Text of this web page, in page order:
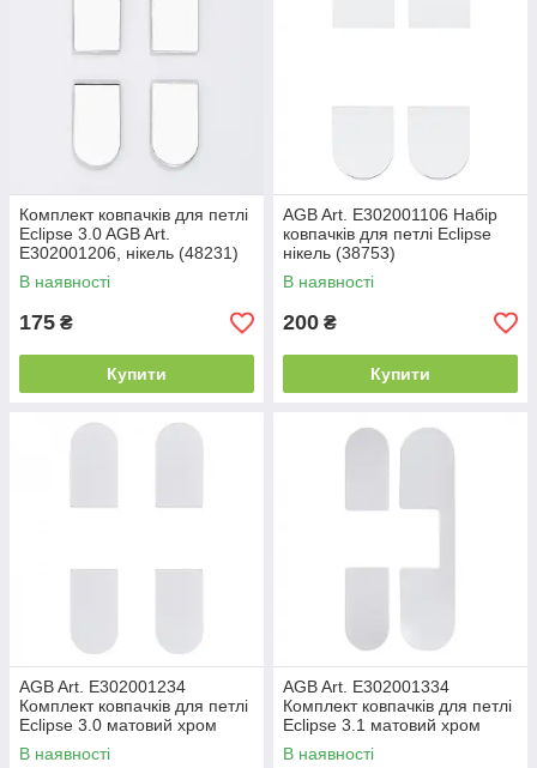
Комплект ковпачків для петлі
Eclipse 3.0 AGB Art.
E302001206, нікель (48231)
В наявності
175 ₴
Купити
AGB Art. E302001106 Набір
ковпачків для петлі Eclipse
нікель (38753)
В наявності
200 ₴
Купити
AGB Art. E302001234
Комплект ковпачків для петлі
Eclipse 3.0 матовий хром
(47442)
В наявності
AGB Art. E302001334
Комплект ковпачків для петлі
Eclipse 3.1 матовий хром
(47544)
В наявності